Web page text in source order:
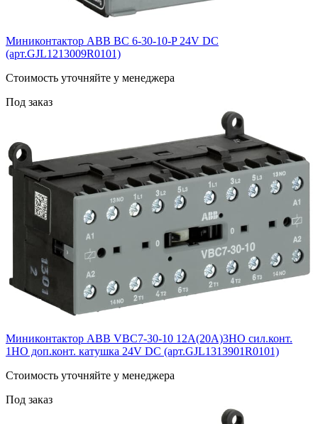
Миниконтактор ABB ВС 6-30-10-P 24V DC
(арт.GJL1213009R0101)
Cтоимость уточняйте у менеджера
Под заказ
Миниконтактор ABB VВC7-30-10 12A(20А)3НО сил.конт.
1НО доп.конт. катушка 24V DС (арт.GJL1313901R0101)
Cтоимость уточняйте у менеджера
Под заказ